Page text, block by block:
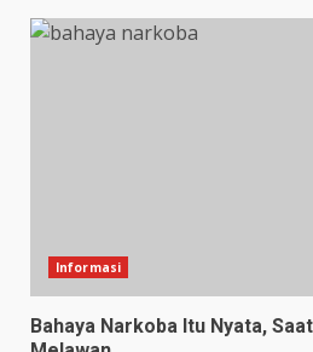
Informasi
Bahaya Narkoba Itu Nyata,